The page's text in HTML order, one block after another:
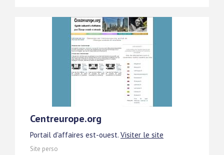
Centreurope.org
Portail d'affaires est-ouest. Visiter le site
Site perso